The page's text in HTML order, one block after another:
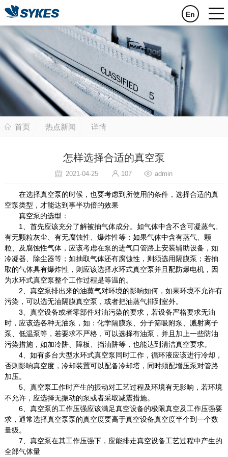
En
首页 热点新闻 详情
怎样选择合适的真空泵
2021-04-25 107 admin
在选择真空泵的时候，也要考虑到所使用的条件，选择合适的真
空泵类型，才能达到事半功倍的效果
真空泵的选型：
1、首先应该充分了解被抽气体成分。如气体中含不含可凝蒸气、
有无颗粒灰尘、有无腐蚀性、爆炸性等；如果气体中含有蒸气、颗
粒、及腐蚀性气体，应该考虑在泵的进气口管路上安装辅助设备，如
冷凝器、除尘器等；如抽取气体还有腐蚀性，则须选用隔膜泵；若抽
取的气体具有爆炸性，则应该选择水环式真空泵并且配防爆电机，因
为水环式真空泵整个工作过程是等温的。
2、真空泵排出来的油蒸气对环境的影响如何，如果环境不允许有
污染，可以选无油隔膜真空泵，或者把油蒸气排到室外。
3、真空设备或者零部件对油污染的要求，若设备严格要求无油
时，应该选各种无油泵，如：化学隔膜泵、分子筛吸附泵、溅射离子
泵、低温泵等，若要求不严格，可以选择有油泵，并且加上一些防油
污染措施，如加冷阱、障板、挡油阱等，也能达到清洁真空要求。
4、如有多台大型水环式真空泵同时工作，循环液应该进行冷却，
否则影响真空度，冷却装置可以配备冷却塔，同时须配增压泵对管路
加压。
5、真空泵工作时产生的振动对工艺过程及环境有无影响，若环境
不允许，应选择无振动的泵或者采取减震措施。
6、真空泵的工作压强应该满足真空设备的极限真空及工作压强要
求，通常选择真空泵泵的真空度要高于真空设备真空度半个到一个数
量级。
7、真空泵在其工作压强下，应能排走真空设备工艺过程中产生的
全部气体量